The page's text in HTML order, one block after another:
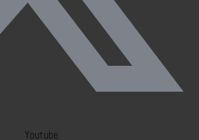
Youtube